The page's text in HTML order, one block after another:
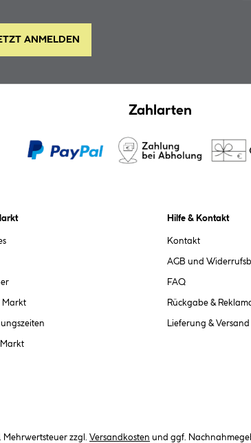
ANMELDEN
Zahlarten
Markt
Markt
Hilfe & Kontakt
Kontakt
AGB und
FAQ
Rückgabe &
Lieferung & Versand
Mehrwertsteuer zzgl. Versandkosten und ggf.